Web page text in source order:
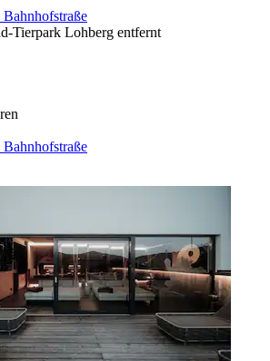
Tierpark Lohberg entfernt